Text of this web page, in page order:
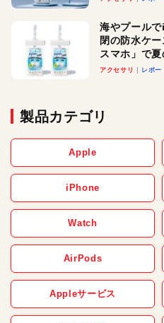
海やプール
閉の防水ケ
スマホ」で
アクセサリ レポー
製品カテゴリ
Apple
iPhone
Watch
AirPods
Appleサービス